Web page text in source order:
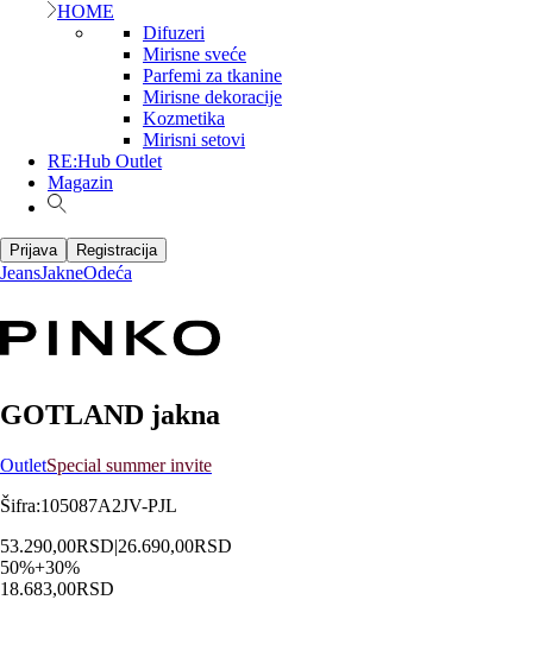
HOME
Difuzeri
Mirisne sveće
Parfemi za tkanine
Mirisne dekoracije
Kozmetika
Mirisni setovi
RE:Hub Outlet
Magazin
Prijava Registracija
JeansJakneOdeća
GOTLAND jakna
OutletSpecial summer invite
Šifra:105087A2JV-PJL
53.290,00RSD|26.690,00RSD
50%+30%
18.683,00RSD